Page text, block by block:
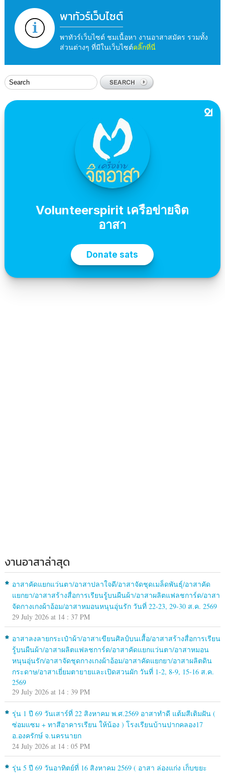
พาทัวร์เว็บไซต์
พาทัวร์เว็บไซต์ ชมเนื้อหา งานอาสาสมัคร รวมทั้ง
ส่วนต่างๆ ที่มีในเว็บไซต์คลิ๊กที่นี่
งานอาสาล่าสุด
อาสาคัดแยกแว่นตา/อาสาปลาใจดี/อาสาจัดชุดเมล็ดพันธุ์/อาสาคัด
แยกยา/อาสาสร้างสื่อการเรียนรู้บนผืนผ้า/อาสาผลิตแฟลชการ์ด/อาสา
จัดกางเกงผ้าอ้อม/อาสาหมอนหนุนอุ่นรัก วันที่ 22-23, 29-30 ส.ค. 2569
29 July 2026 at 14 : 37 PM
อาสาลงลายกระเป๋าผ้า/อาสาเขียนศิลป์บนเสื้อ/อาสาสร้างสื่อการเรียน
รู้บนผืนผ้า/อาสาผลิตแฟลชการ์ด/อาสาคัดแยกแว่นตา/อาสาหมอน
หนุนอุ่นรัก/อาสาจัดชุดกางเกงผ้าอ้อม/อาสาคัดแยกยา/อาสาผลิตดิน
กระดาษ/อาสาเยี่ยมตายายและเปิดสวนผัก วันที่ 1-2, 8-9, 15-16 ส.ค.
2569
29 July 2026 at 14 : 39 PM
รุ่น 1 ปี 69 วันเสาร์ที่ 22 สิงหาคม พ.ศ.2569 อาสาทำดี แต้มสีเติมฝัน (
ซ่อมแซม + ทาสีอาคารเรียน ให้น้อง ) โรงเรียนบ้านปากคลอง17
อ.องครักษ์ จ.นครนายก
24 July 2026 at 14 : 05 PM
รุ่น 5 ปี 69 วันอาทิตย์ที่ 16 สิงหาคม 2569 ( อาสา ล่องแก่ง เก็บขยะ